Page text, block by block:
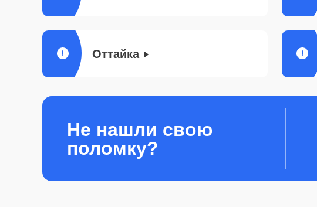
Оттайка
Не нашли свою
поломку?